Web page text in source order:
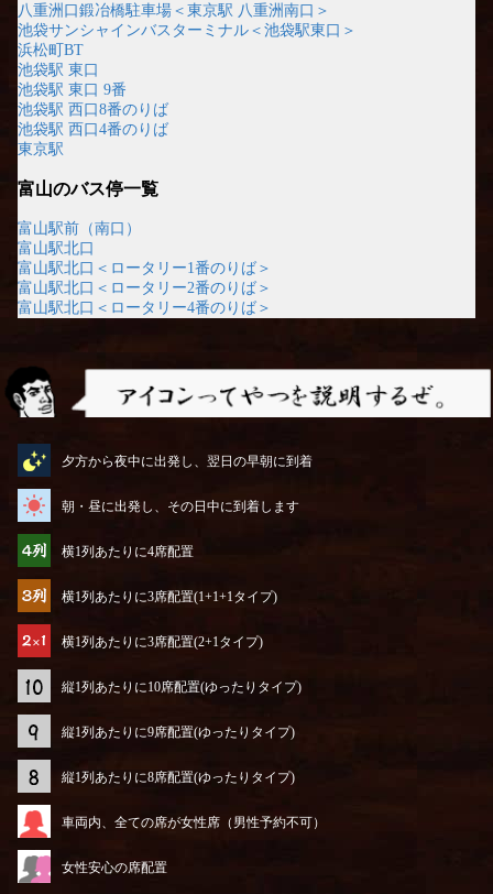
八重洲口鍛冶橋駐車場＜東京駅 八重洲南口＞
池袋サンシャインバスターミナル＜池袋駅東口＞
浜松町BT
池袋駅 東口
池袋駅 東口 9番
池袋駅 西口8番のりば
池袋駅 西口4番のりば
東京駅
富山のバス停一覧
富山駅前（南口）
富山駅北口
富山駅北口＜ロータリー1番のりば＞
富山駅北口＜ロータリー2番のりば＞
富山駅北口＜ロータリー4番のりば＞
夕方から夜中に出発し、翌日の早朝に到着
朝・昼に出発し、その日中に到着します
横1列あたりに4席配置
横1列あたりに3席配置(1+1+1タイプ)
横1列あたりに3席配置(2+1タイプ)
縦1列あたりに10席配置(ゆったりタイプ)
縦1列あたりに9席配置(ゆったりタイプ)
縦1列あたりに8席配置(ゆったりタイプ)
車両内、全ての席が女性席（男性予約不可）
女性安心の席配置